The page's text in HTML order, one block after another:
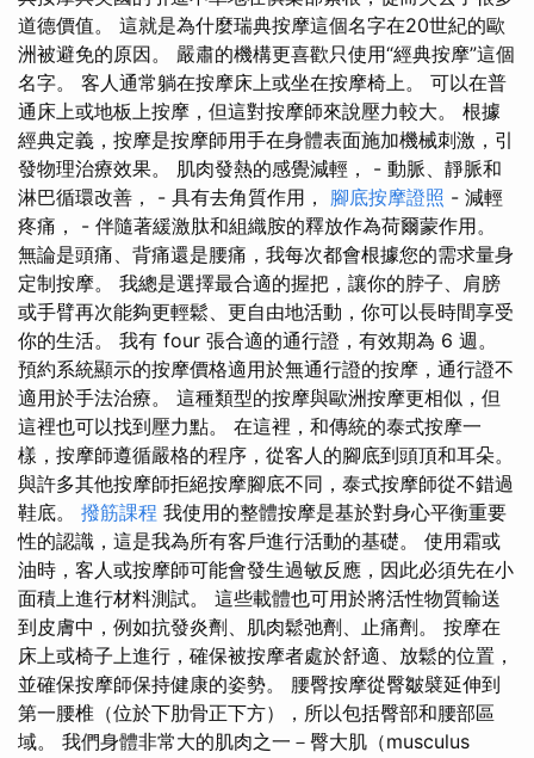
道德價值。 這就是為什麼瑞典按摩這個名字在20世紀的歐
洲被避免的原因。 嚴肅的機構更喜歡只使用“經典按摩”這個
名字。 客人通常躺在按摩床上或坐在按摩椅上。 可以在普
通床上或地板上按摩，但這對按摩師來說壓力較大。 根據
經典定義，按摩是按摩師用手在身體表面施加機械刺激，引
發物理治療效果。 肌肉發熱的感覺減輕， - 動脈、靜脈和
淋巴循環改善， - 具有去角質作用， 腳底按摩證照 - 減輕
疼痛， - 伴隨著緩激肽和組織胺的釋放作為荷爾蒙作用。
無論是頭痛、背痛還是腰痛，我每次都會根據您的需求量身
定制按摩。 我總是選擇最合適的握把，讓你的脖子、肩膀
或手臂再次能夠更輕鬆、更自由地活動，你可以長時間享受
你的生活。 我有 four 張合適的通行證，有效期為 6 週。
預約系統顯示的按摩價格適用於無通行證的按摩，通行證不
適用於手法治療。 這種類型的按摩與歐洲按摩更相似，但
這裡也可以找到壓力點。 在這裡，和傳統的泰式按摩一
樣，按摩師遵循嚴格的程序，從客人的腳底到頭頂和耳朵。
與許多其他按摩師拒絕按摩腳底不同，泰式按摩師從不錯過
鞋底。 撥筋課程 我使用的整體按摩是基於對身心平衡重要
性的認識，這是我為所有客戶進行活動的基礎。 使用霜或
油時，客人或按摩師可能會發生過敏反應，因此必須先在小
面積上進行材料測試。 這些載體也可用於將活性物質輸送
到皮膚中，例如抗發炎劑、肌肉鬆弛劑、止痛劑。 按摩在
床上或椅子上進行，確保被按摩者處於舒適、放鬆的位置，
並確保按摩師保持健康的姿勢。 腰臀按摩從臀皺襞延伸到
第一腰椎（位於下肋骨正下方），所以包括臀部和腰部區
域。 我們身體非常大的肌肉之一－臀大肌（musculus